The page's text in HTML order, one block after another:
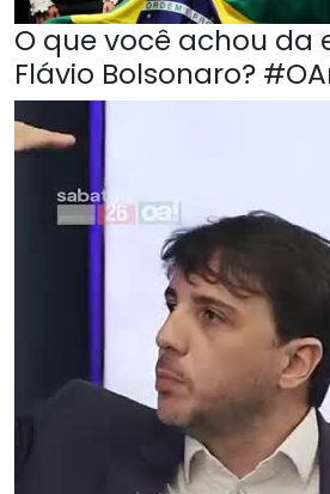
O que você achou da
Flávio Bolsonaro?